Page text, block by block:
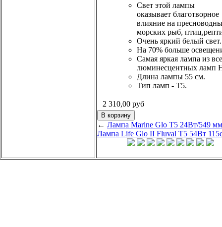
Свет этой лампы
оказывает благотворное
влияние на
морских рыб,
Очень яркий белый свет.
На 70% больше
Самая яркая лампа из
люминесцентных ламп
Длина лампы 55 см.
Тип ламп - Т5.
2 310,00 руб
← Лампа Marine Glo Т5 24Вт/549 мм
Лампа Life Glo II Fluval Т5 54Вт